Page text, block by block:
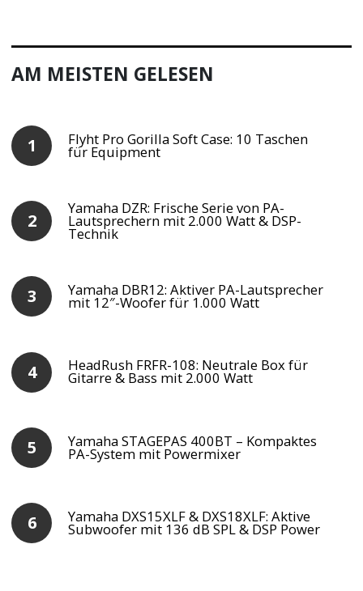
AM MEISTEN GELESEN
Flyht Pro Gorilla Soft Case: 10 Taschen
für Equipment
Yamaha DZR: Frische Serie von PA-
Lautsprechern mit 2.000 Watt & DSP-
Technik
Yamaha DBR12: Aktiver PA-Lautsprecher
mit 12″-Woofer für 1.000 Watt
HeadRush FRFR-108: Neutrale Box für
Gitarre & Bass mit 2.000 Watt
Yamaha STAGEPAS 400BT – Kompaktes
PA-System mit Powermixer
Yamaha DXS15XLF & DXS18XLF: Aktive
Subwoofer mit 136 dB SPL & DSP Power